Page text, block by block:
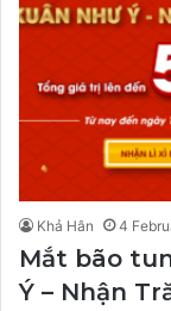
Khả Hân 4
Mắt bão
Ý – Nhận